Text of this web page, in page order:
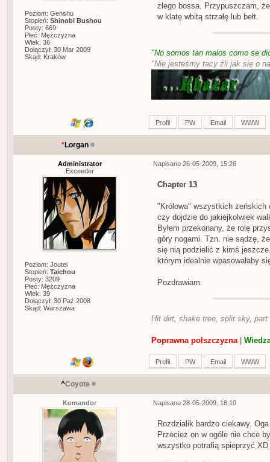
Poziom: Genshu
Stopień: Shinobi Bushou
Posty: 669
Płeć: Mężczyzna
Wiek: 36
Dołączył: 30 Mar 2009
Skąd: Kraków
złego bossa. Przypuszczam,
w klatę wbitą strzałę lub bełt.
"No somos tan malos como se
"Nie jesteśmy tacy źli jak się o
Profil PW Email WWW
*Lorgan
Administrator
Exceeder
Poziom: Joutei
Stopień: Taichou
Posty: 3209
Płeć: Mężczyzna
Wiek: 39
Dołączył: 30 Paź 2008
Skąd: Warszawa
Napisano 26-05-2009, 15:26
Chapter 13
"Królowa" wszystkich żeńskich
czy dojdzie do jakiejkolwiek
Byłem przekonany, że rolę
góry nogami. Tzn. nie sądzę,
się nią podzielić z kimś
którym idealnie wpasowałaby
Pozdrawiam.
Hit dirt, shake tree, split sky, part
Poprawna polszczyzna|
Profil PW Email WWW
^Coyote
Komandor Napisano 28-05-2009, 18:10
Rozdzialik bardzo ciekawy.
Przecież on w ogóle nie chce
wszystko potrafią spieprzyć XD